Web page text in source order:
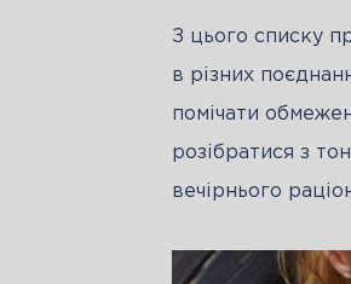
З цього списку
в різних
помічати
розібратися з
вечірнього